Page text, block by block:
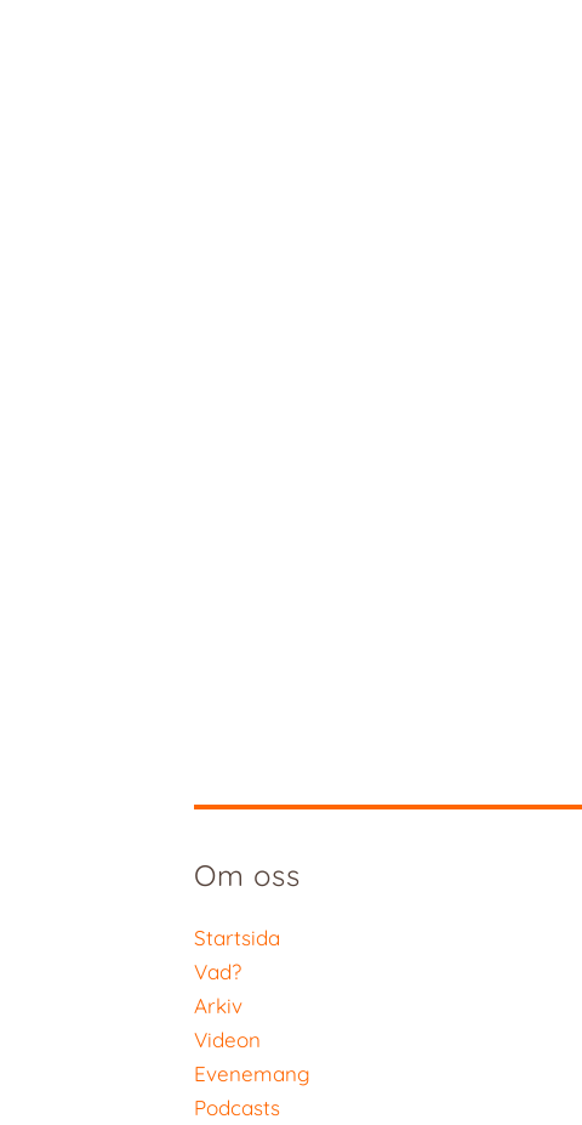
Om oss
Startsida
Vad?
Arkiv
Videon
Evenemang
Podcasts